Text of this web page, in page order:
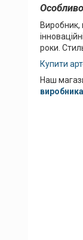
Виробник,
роки.
Купити
Наш
виробника